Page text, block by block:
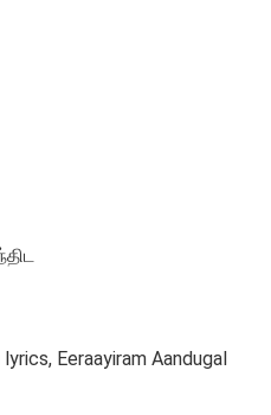
Eeraayiram Aandugal